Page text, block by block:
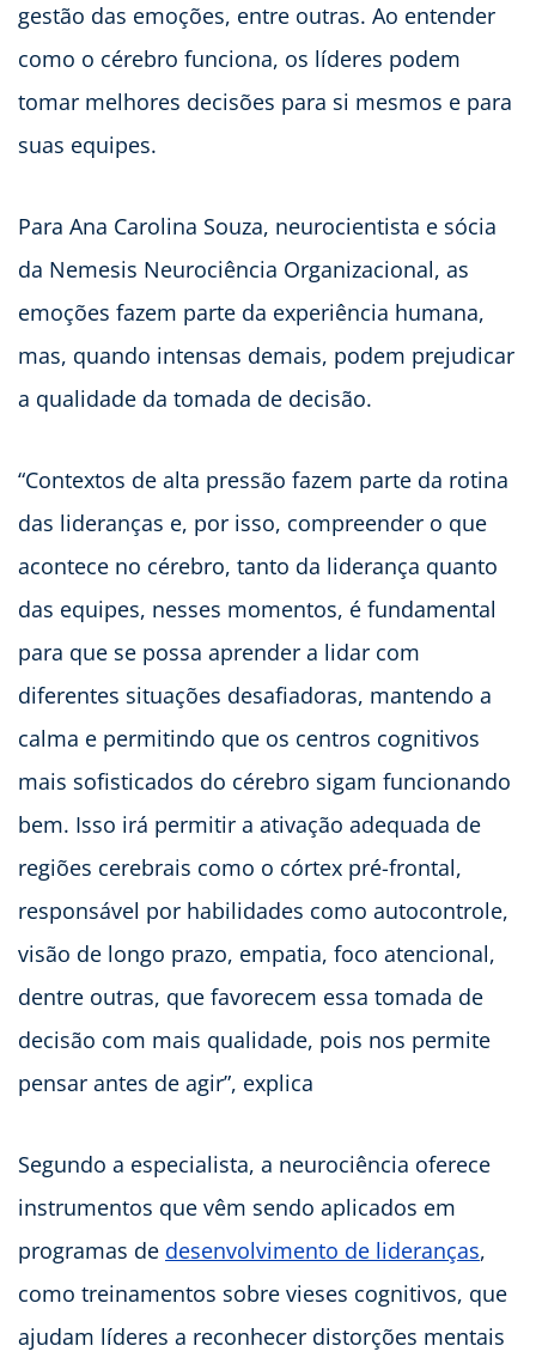
gestão das emoções, entre outras. Ao entender
como o cérebro funciona, os líderes podem
tomar melhores decisões para si mesmos e para
suas equipes.
Para Ana Carolina Souza, neurocientista e sócia
da Nemesis Neurociência Organizacional, as
emoções fazem parte da experiência humana,
mas, quando intensas demais, podem prejudicar
a qualidade da tomada de decisão.
“Contextos de alta pressão fazem parte da rotina
das lideranças e, por isso, compreender o que
acontece no cérebro, tanto da liderança quanto
das equipes, nesses momentos, é fundamental
para que se possa aprender a lidar com
diferentes situações desafiadoras, mantendo a
calma e permitindo que os centros cognitivos
mais sofisticados do cérebro sigam funcionando
bem. Isso irá permitir a ativação adequada de
regiões cerebrais como o córtex pré-frontal,
responsável por habilidades como autocontrole,
visão de longo prazo, empatia, foco atencional,
dentre outras, que favorecem essa tomada de
decisão com mais qualidade, pois nos permite
pensar antes de agir”, explica
Segundo a especialista, a neurociência oferece
instrumentos que vêm sendo aplicados em
programas de desenvolvimento de lideranças,
como treinamentos sobre vieses cognitivos, que
ajudam líderes a reconhecer distorções mentais